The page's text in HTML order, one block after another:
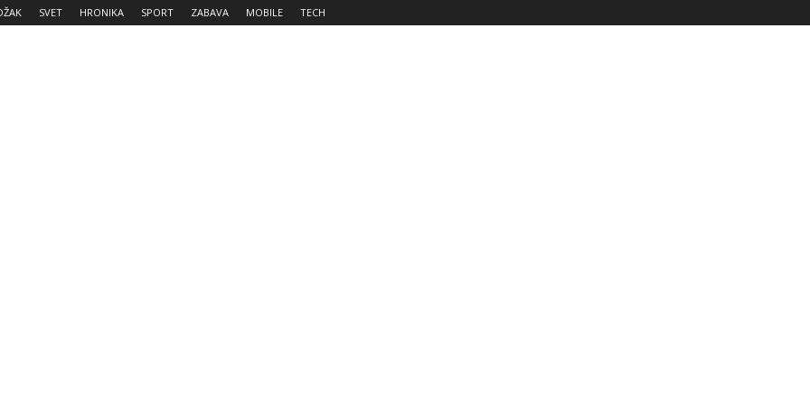
SVET HRONIKA SPORT ZABAVA MOBILE TECH